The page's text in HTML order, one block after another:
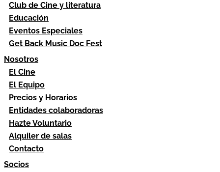
Club de Cine y literatura
Educación
Eventos Especiales
Get Back Music Doc Fest
Nosotros
El Cine
El Equipo
Precios y Horarios
Entidades colaboradoras
Hazte Voluntario
Alquiler de salas
Contacto
Socios